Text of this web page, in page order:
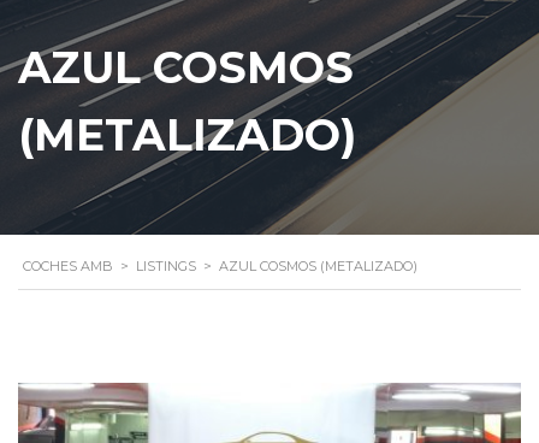
AZUL COSMOS
(METALIZADO)
COCHES AMB > LISTINGS > AZUL COSMOS (METALIZADO)